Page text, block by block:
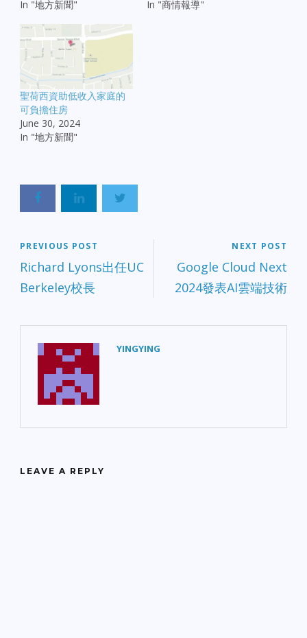
In "地方新聞"
In "商情報導"
聖荷西資助低收入家庭的
可負擔住房
June 30, 2024
In "地方新聞"
PREVIOUS POST
Richard Lyons出任UC
Berkeley校長
NEXT POST
Google Cloud Next
2024發表AI雲端技術
YINGYING
LEAVE A REPLY